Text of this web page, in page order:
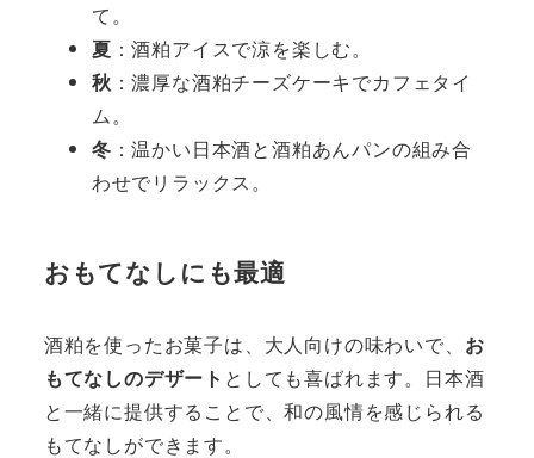
て。
夏 ：酒粕アイスで涼を楽しむ。
秋 ：濃厚な酒粕チーズケーキでカフェタイ
ム。
冬 ：温かい日本酒と酒粕あんパンの組み合
わせでリラックス。
おもてなしにも最適
酒粕を使ったお菓子は、大人向けの味わいで、 お
もてなしのデザート としても喜ばれます。日本酒
と一緒に提供することで、和の風情を感じられる
もてなしができます。